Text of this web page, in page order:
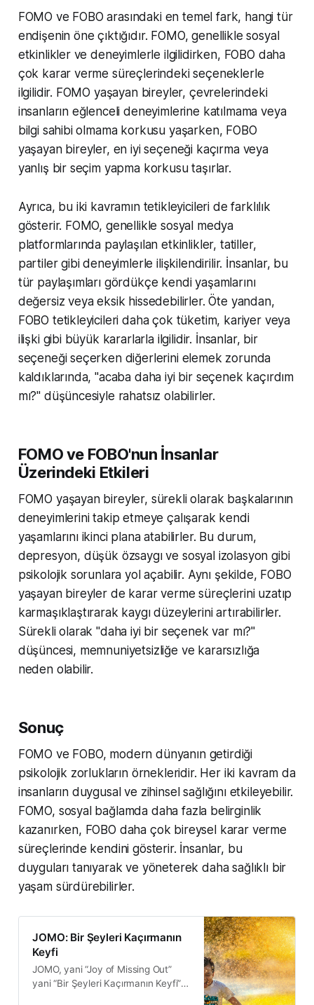
FOMO ve FOBO arasındaki en temel fark, hangi tür
endişenin öne çıktığıdır. FOMO, genellikle sosyal
etkinlikler ve deneyimlerle ilgilidirken, FOBO daha
çok karar verme süreçlerindeki seçeneklerle
ilgilidir. FOMO yaşayan bireyler, çevrelerindeki
insanların eğlenceli deneyimlerine katılmama veya
bilgi sahibi olmama korkusu yaşarken, FOBO
yaşayan bireyler, en iyi seçeneği kaçırma veya
yanlış bir seçim yapma korkusu taşırlar.
Ayrıca, bu iki kavramın tetikleyicileri de farklılık
gösterir. FOMO, genellikle sosyal medya
platformlarında paylaşılan etkinlikler, tatiller,
partiler gibi deneyimlerle ilişkilendirilir. İnsanlar, bu
tür paylaşımları gördükçe kendi yaşamlarını
değersiz veya eksik hissedebilirler. Öte yandan,
FOBO tetikleyicileri daha çok tüketim, kariyer veya
ilişki gibi büyük kararlarla ilgilidir. İnsanlar, bir
seçeneği seçerken diğerlerini elemek zorunda
kaldıklarında, "acaba daha iyi bir seçenek kaçırdım
mı?" düşüncesiyle rahatsız olabilirler.
FOMO ve FOBO'nun İnsanlar
Üzerindeki Etkileri
FOMO yaşayan bireyler, sürekli olarak başkalarının
deneyimlerini takip etmeye çalışarak kendi
yaşamlarını ikinci plana atabilirler. Bu durum,
depresyon, düşük özsaygı ve sosyal izolasyon gibi
psikolojik sorunlara yol açabilir. Aynı şekilde, FOBO
yaşayan bireyler de karar verme süreçlerini uzatıp
karmaşıklaştırarak kaygı düzeylerini artırabilirler.
Sürekli olarak "daha iyi bir seçenek var mı?"
düşüncesi, memnuniyetsizliğe ve kararsızlığa
neden olabilir.
Sonuç
FOMO ve FOBO, modern dünyanın getirdiği
psikolojik zorlukların örnekleridir. Her iki kavram da
insanların duygusal ve zihinsel sağlığını etkileyebilir.
FOMO, sosyal bağlamda daha fazla belirginlik
kazanırken, FOBO daha çok bireysel karar verme
süreçlerinde kendini gösterir. İnsanlar, bu
duyguları tanıyarak ve yöneterek daha sağlıklı bir
yaşam sürdürebilirler.
JOMO: Bir Şeyleri Kaçırmanın
Keyfi
JOMO, yani “Joy of Missing Out”
yani “Bir Şeyleri Kaçırmanın Keyfi”.